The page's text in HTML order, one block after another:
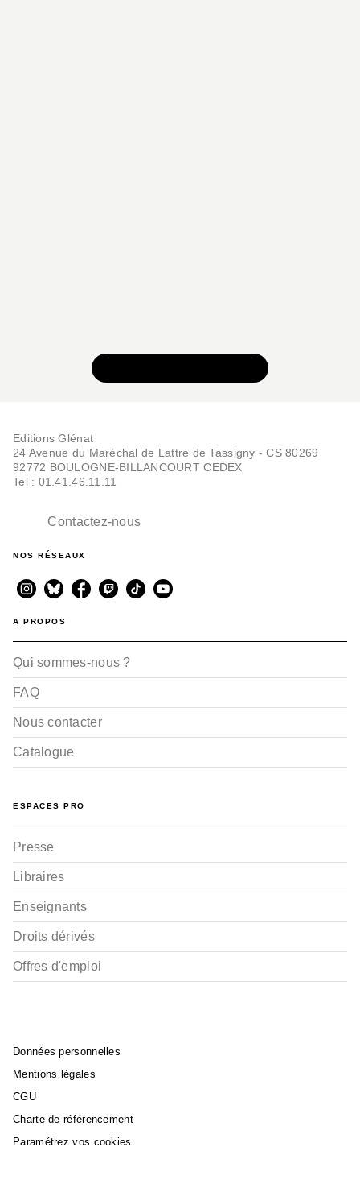
Editions Glénat
24 Avenue du Maréchal de Lattre de Tassigny - CS 80269
92772 BOULOGNE-BILLANCOURT CEDEX
Tel : 01.41.46.11.11
Contactez-nous
NOS RÉSEAUX
A PROPOS
Qui sommes-nous ?
FAQ
Nous contacter
Catalogue
ESPACES PRO
Presse
Libraires
Enseignants
Droits dérivés
Offres d'emploi
Données personnelles
Mentions légales
CGU
Charte de référencement
Paramétrez vos cookies